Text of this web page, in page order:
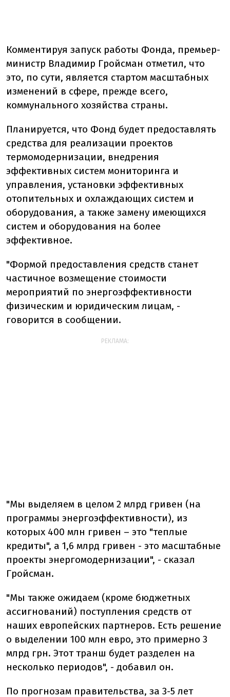
Комментируя запуск работы Фонда, премьер-
министр Владимир Гройсман отметил, что
это, по сути, является стартом масштабных
изменений в сфере, прежде всего,
коммунального хозяйства страны.
Планируется, что Фонд будет предоставлять
средства для реализации проектов
термомодернизации, внедрения
эффективных систем мониторинга и
управления, установки эффективных
отопительных и охлаждающих систем и
оборудования, а также замену имеющихся
систем и оборудования на более
эффективное.
"Формой предоставления средств станет
частичное возмещение стоимости
мероприятий по энергоэффективности
физическим и юридическим лицам, -
говорится в сообщении.
РЕКЛАМА:
"Мы выделяем в целом 2 млрд гривен (на
программы энергоэффективности), из
которых 400 млн гривен – это "теплые
кредиты", а 1,6 млрд гривен - это масштабные
проекты энергомодернизации", - сказал
Гройсман.
"Мы также ожидаем (кроме бюджетных
ассигнований) поступления средств от
наших европейских партнеров. Есть решение
о выделении 100 млн евро, это примерно 3
млрд грн. Этот транш будет разделен на
несколько периодов", - добавил он.
По прогнозам правительства, за 3-5 лет